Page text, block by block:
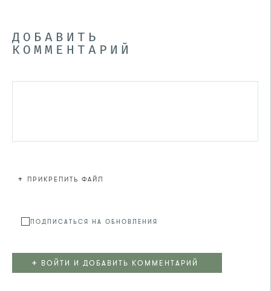
ДОБАВИТЬ
КОММЕНТАРИЙ
+ ПРИКРЕПИТЬ ФАЙЛ
ПОДПИСАТЬСЯ НА ОБНОВЛЕНИЯ
+ ВОЙТИ И ДОБАВИТЬ КОММЕНТАРИЙ